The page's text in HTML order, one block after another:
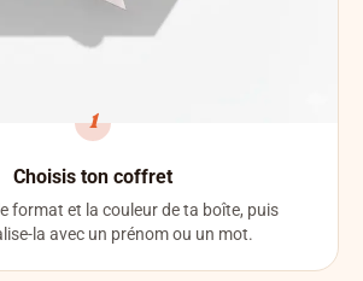
1
Choisis ton coffret
format et la couleur de ta boîte, puis
la avec un prénom ou un mot.